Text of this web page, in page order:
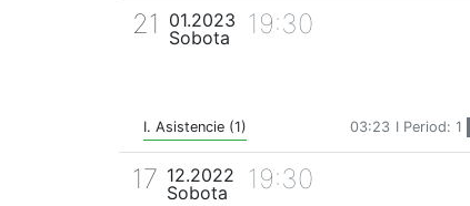
21
01.2023
Sobota
19:30
I. Asistencie (1) 03:23 I Period: 1
17 12.2022
Sobota
19:30